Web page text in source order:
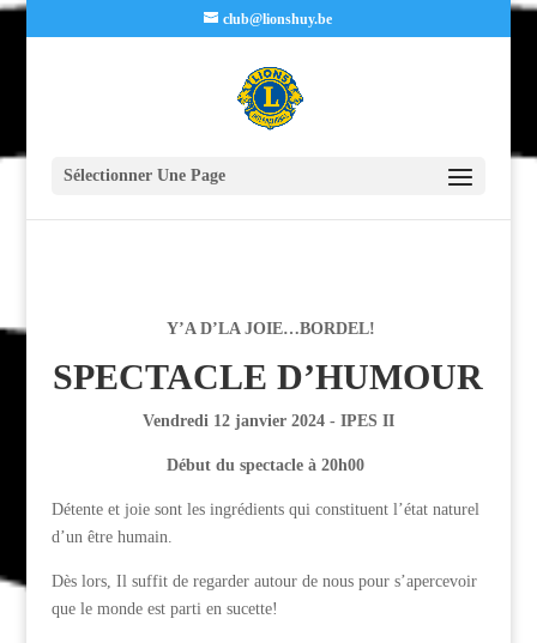
club@lionshuy.be
Sélectionner Une Page
Y’A D’LA JOIE…BORDEL!
SPECTACLE D’HUMOUR
Vendredi 12 janvier 2024 - IPES II
Début du spectacle à 20h00
Détente et joie sont les ingrédients qui constituent l’état naturel
d’un être humain.
Dès lors, Il suffit de regarder autour de nous pour s’apercevoir
que le monde est parti en sucette!